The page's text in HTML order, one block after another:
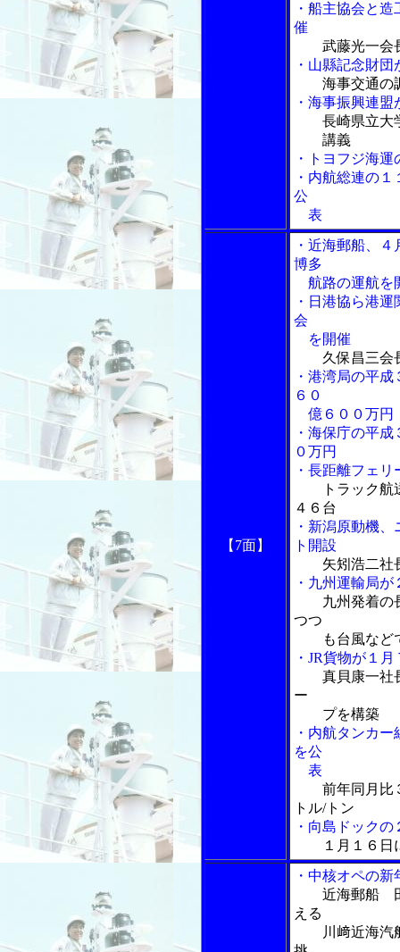
・船主協会と
催
武藤光一会
・山縣記念財
海事交通の
・海事振興連
長崎県立大
講義
・トヨフジ海
・内航総連の
公
表
【7面】
・近海郵船、
博多
航路の運航を
・日港協ら港
会
を開催
久保昌三会
・港湾局の平
６０
億６００万円
・海保庁の平
０万円
・長距離フェ
トラック航
４６台
・新潟原動機
ト開設
矢矧浩二社
・九州運輸局
九州発着の
つつ
も台風など
・JR貨物が１
真貝康一社
ー
プを構築
・内航タンカ
を公
表
前年同月比３
トル/トン
・向島ドック
１月１６
・中核オペの
近海郵船
える
川﨑近海汽船